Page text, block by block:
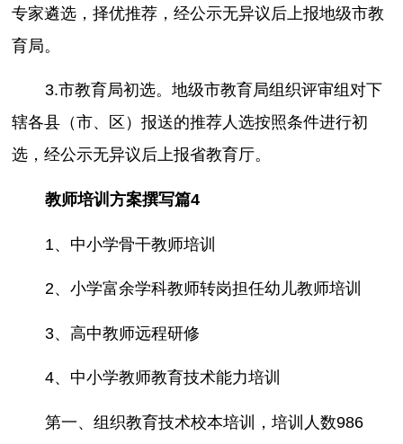
专家遴选，择优推荐，经公示无异议后上报地级市教
育局。
3.市教育局初选。地级市教育局组织评审组对下
辖各县（市、区）报送的推荐人选按照条件进行初
选，经公示无异议后上报省教育厅。
教师培训方案撰写篇4
1、中小学骨干教师培训
2、小学富余学科教师转岗担任幼儿教师培训
3、高中教师远程研修
4、中小学教师教育技术能力培训
第一、组织教育技术校本培训，培训人数986